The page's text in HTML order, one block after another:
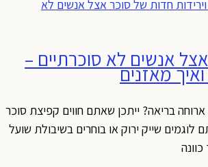
אנשים לא סוכרתיים –
מאזנים
ארוחה בריאה? ייתכן שאתם חווים קפיצת סוכר
לוגמים שייק ירוק או בוחרים בשיבולת שועל